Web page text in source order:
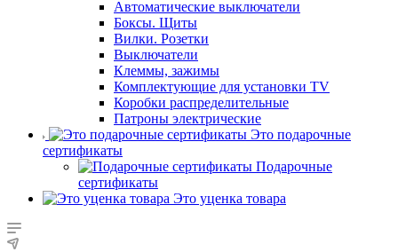
Автоматические выключатели
Боксы. Щиты
Вилки. Розетки
Выключатели
Клеммы, зажимы
Комплектующие для установки TV
Коробки распределительные
Патроны электрические
Это подарочные
сертификаты
Подарочные
сертификаты
Это уценка товара